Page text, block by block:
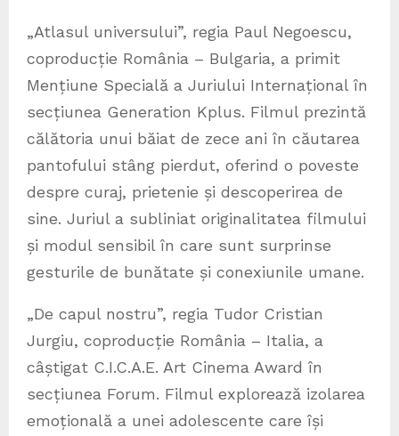
„Atlasul universului”, regia Paul Negoescu,
coproducție România – Bulgaria, a primit
Mențiune Specială a Juriului Internațional în
secțiunea Generation Kplus. Filmul prezintă
călătoria unui băiat de zece ani în căutarea
pantofului stâng pierdut, oferind o poveste
despre curaj, prietenie și descoperirea de
sine. Juriul a subliniat originalitatea filmului
și modul sensibil în care sunt surprinse
gesturile de bunătate și conexiunile umane.
„De capul nostru”, regia Tudor Cristian
Jurgiu, coproducție România – Italia, a
câștigat C.I.C.A.E. Art Cinema Award în
secțiunea Forum. Filmul explorează izolarea
emoțională a unei adolescente care își